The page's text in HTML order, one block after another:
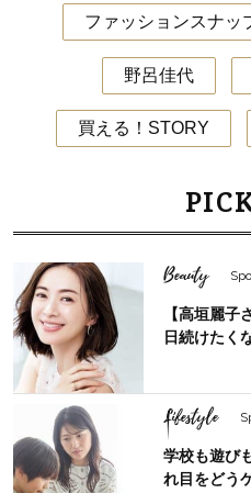
ファッションスナッ
野呂佳代
買える！STORY
Beauty
【高垣麗
日続けたく
Lifestyle
学校も遊び
れ目をどう